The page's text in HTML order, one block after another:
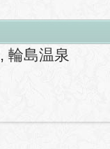
, 輪島温泉